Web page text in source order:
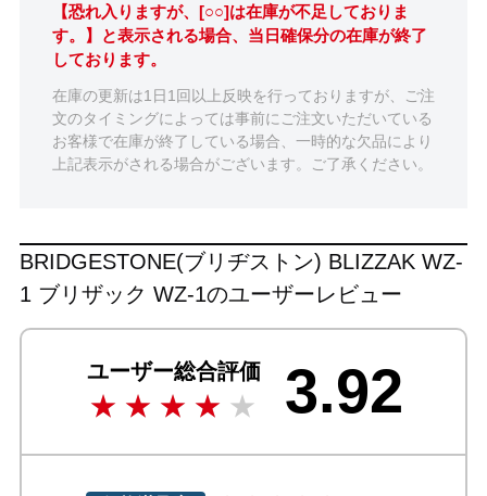
【恐れ入りますが、[○○]は在庫が不足しておりま
す。】と表示される場合、当日確保分の在庫が終了
しております。
在庫の更新は1日1回以上反映を行っておりますが、ご注
文のタイミングによっては事前にご注文いただいている
お客様で在庫が終了している場合、一時的な欠品により
上記表示がされる場合がございます。ご了承ください。
BRIDGESTONE(ブリヂストン) BLIZZAK WZ-
1 ブリザック WZ-1のユーザーレビュー
ユーザー総合評価 3.92